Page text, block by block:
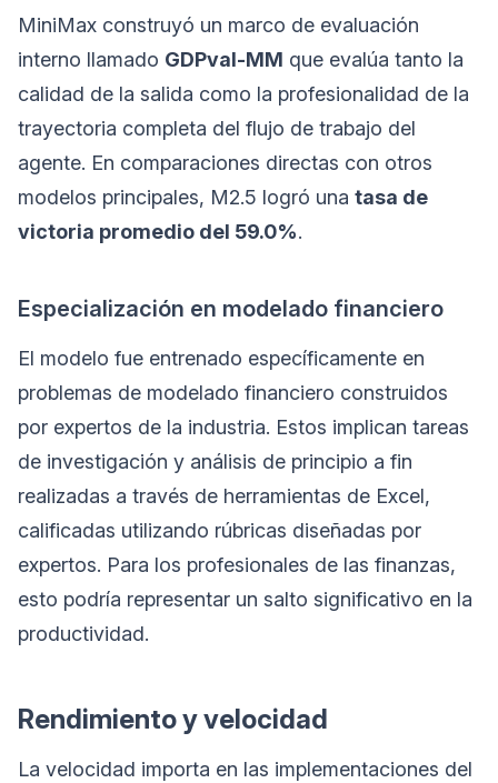
MiniMax construyó un marco de evaluación
interno llamado GDPval-MM que evalúa tanto la
calidad de la salida como la profesionalidad de la
trayectoria completa del flujo de trabajo del
agente. En comparaciones directas con otros
modelos principales, M2.5 logró una tasa de
victoria promedio del 59.0%.
Especialización en modelado financiero
El modelo fue entrenado específicamente en
problemas de modelado financiero construidos
por expertos de la industria. Estos implican tareas
de investigación y análisis de principio a fin
realizadas a través de herramientas de Excel,
calificadas utilizando rúbricas diseñadas por
expertos. Para los profesionales de las finanzas,
esto podría representar un salto significativo en la
productividad.
Rendimiento y velocidad
La velocidad importa en las implementaciones del